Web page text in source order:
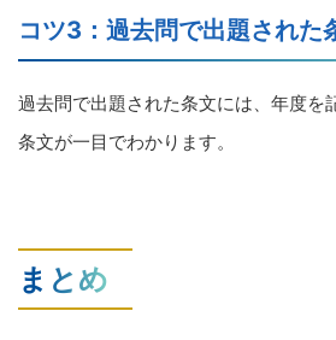
コツ3：過去問で出題された
過去問で出題された条文には、年度を
条文が一目でわかります。
まとめ